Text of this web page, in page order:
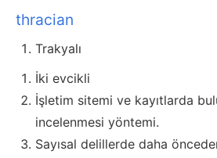
thracian
Trakyalı
İki evcikli
İşletim sitemi ve kayıtlarda
incelenmesi yöntemi.
Sayısal delillerde daha